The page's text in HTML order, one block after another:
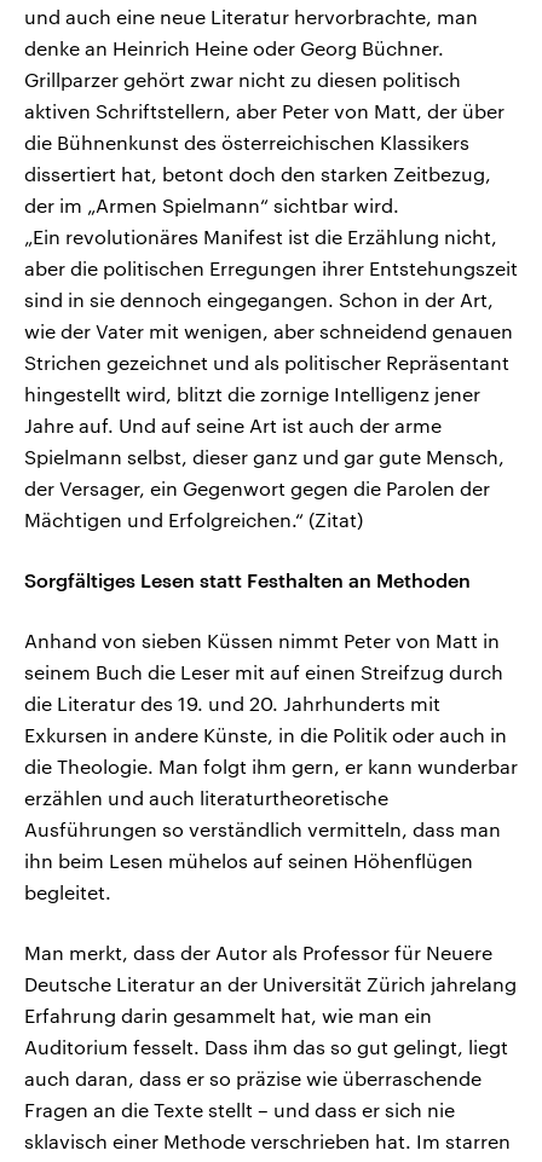
und auch eine neue Literatur hervorbrachte, man
denke an Heinrich Heine oder Georg Büchner.
Grillparzer gehört zwar nicht zu diesen politisch
aktiven Schriftstellern, aber Peter von Matt, der über
die Bühnenkunst des österreichischen Klassikers
dissertiert hat, betont doch den starken Zeitbezug,
der im „Armen Spielmann“ sichtbar wird.
„Ein revolutionäres Manifest ist die Erzählung nicht,
aber die politischen Erregungen ihrer Entstehungszeit
sind in sie dennoch eingegangen. Schon in der Art,
wie der Vater mit wenigen, aber schneidend genauen
Strichen gezeichnet und als politischer Repräsentant
hingestellt wird, blitzt die zornige Intelligenz jener
Jahre auf. Und auf seine Art ist auch der arme
Spielmann selbst, dieser ganz und gar gute Mensch,
der Versager, ein Gegenwort gegen die Parolen der
Mächtigen und Erfolgreichen.“ (Zitat)
Sorgfältiges Lesen statt Festhalten an Methoden
Anhand von sieben Küssen nimmt Peter von Matt in
seinem Buch die Leser mit auf einen Streifzug durch
die Literatur des 19. und 20. Jahrhunderts mit
Exkursen in andere Künste, in die Politik oder auch in
die Theologie. Man folgt ihm gern, er kann wunderbar
erzählen und auch literaturtheoretische
Ausführungen so verständlich vermitteln, dass man
ihn beim Lesen mühelos auf seinen Höhenflügen
begleitet.
Man merkt, dass der Autor als Professor für Neuere
Deutsche Literatur an der Universität Zürich jahrelang
Erfahrung darin gesammelt hat, wie man ein
Auditorium fesselt. Dass ihm das so gut gelingt, liegt
auch daran, dass er so präzise wie überraschende
Fragen an die Texte stellt – und dass er sich nie
sklavisch einer Methode verschrieben hat. Im starren